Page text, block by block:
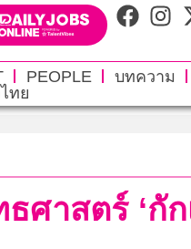
PEOPLE บทความ
ทย
ศาสตร์ ‘กั